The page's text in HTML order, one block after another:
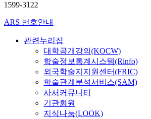
1599-3122
ARS 번호안내
관련누리집
대학공개강의(KOCW)
학술정보통계시스템(Rinfo)
외국학술지지원센터(FRIC)
학술관계분석서비스(SAM)
사서커뮤니티
기관회원
지식나눔(LOOK)